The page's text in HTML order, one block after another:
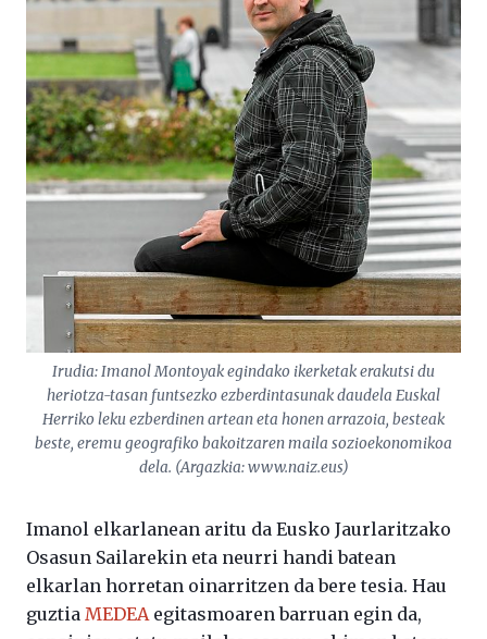
Irudia: Imanol Montoyak egindako ikerketak erakutsi du
heriotza-tasan funtsezko ezberdintasunak daudela Euskal
Herriko leku ezberdinen artean eta honen arrazoia, besteak
beste, eremu geografiko bakoitzaren maila sozioekonomikoa
dela. (Argazkia: www.naiz.eus)
Imanol elkarlanean aritu da Eusko Jaurlaritzako
Osasun Sailarekin eta neurri handi batean
elkarlan horretan oinarritzen da bere tesia. Hau
guztia MEDEA egitasmoaren barruan egin da,